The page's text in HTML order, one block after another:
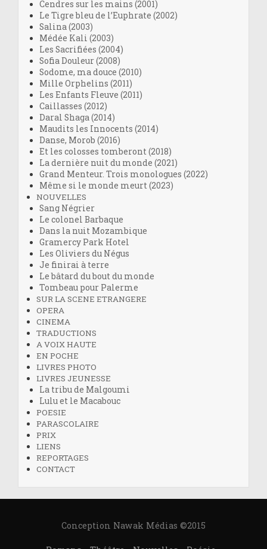
Cendres sur les mains (2001)
Le Tigre bleu de l’Euphrate (2002)
Salina (2003)
Médée Kali (2003)
Les Sacrifiées (2004)
Sofia Douleur (2008)
Sodome, ma douce (2010)
Mille Orphelins (2011)
Les Enfants Fleuve (2011)
Caillasses (2012)
Daral Shaga (2014)
Maudits les Innocents (2014)
Danse, Morob (2016)
Et les colosses tomberont (2018)
La dernière nuit du monde (2021)
Grand Menteur. Trois monologues (2022)
Même si le monde meurt (2023)
NOUVELLES
Sang Négrier
Le colonel Barbaque
Dans la nuit Mozambique
Gramercy Park Hotel
Les Oliviers du Négus
Je finirai à terre
Le bâtard du bout du monde
Tombeau pour Palerme
SUR LA SCENE ETRANGERE
OPERA
CINEMA
TRADUCTIONS
A VOIX HAUTE
EN POCHE
LIVRES PHOTO
LIVRES JEUNESSE
La tribu de Malgoumi
Lulu et le Macabouc
POESIE
PARASCOLAIRE
PRIX
LIENS
REPORTAGES
CONTACT
Conception Nawak Médias ©2015